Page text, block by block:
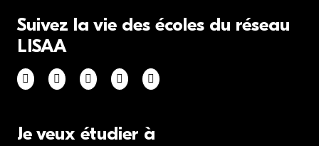
Suivez la vie des écoles du réseau
LISAA
Je veux étudier à